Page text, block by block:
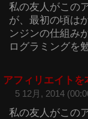
私の友人がこの
が、最初の頃は
ンジンの仕組み
ログラミングを
アフィリエイト
5 12月, 2014
私の友人がこの